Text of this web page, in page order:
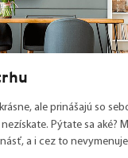
ale prinášajú so
nezískate. Pýtate sa aké?
a i cez to